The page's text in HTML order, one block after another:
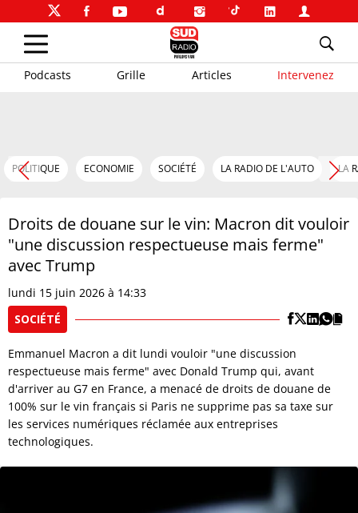
Podcasts Grille Articles Intervenez
POLITIQUE ECONOMIE SOCIÉTÉ LA RADIO DE L'AUTO LA
Droits de douane sur le vin: Macron dit vouloir
"une discussion respectueuse mais ferme"
avec Trump
lundi 15 juin 2026 à 14:33
SOCIÉTÉ
Emmanuel Macron a dit lundi vouloir "une discussion
respectueuse mais ferme" avec Donald Trump qui, avant
d'arriver au G7 en France, a menacé de droits de douane de
100% sur le vin français si Paris ne supprime pas sa taxe sur
les services numériques réclamée aux entreprises
technologiques.